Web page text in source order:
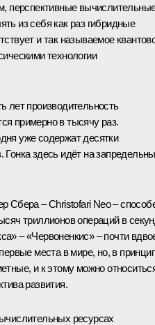
перспективные
из себя как раз гибридные
и так называемое
технологии
лет производительность
примерно в тысячу раз.
уже содержат десятки
Гонка здесь идёт на
Сбера – Christofari Neo –
триллионов операций в
– «Червоненкис» – почти
места в мире, но, в
и к этому можно
развития.
ресурсах